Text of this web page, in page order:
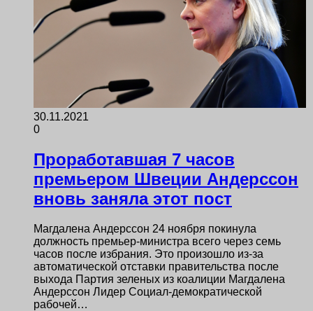
30.11.2021
0
Проработавшая 7 часов
премьером Швеции Андерссон
вновь заняла этот пост
Магдалена Андерссон 24 ноября покинула
должность премьер-министра всего через семь
часов после избрания. Это произошло из-за
автоматической отставки правительства после
выхода Партия зеленых из коалиции Магдалена
Андерссон Лидер Социал-демократической
рабочей…